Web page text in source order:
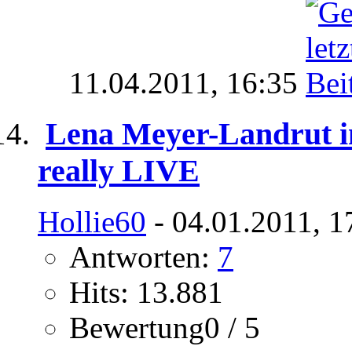
11.04.2011, 16:35
Lena Meyer-Landrut
really LIVE
Hollie60 - 04.01.2011,
Antworten: 7
Hits: 13.881
Bewertung0 / 5